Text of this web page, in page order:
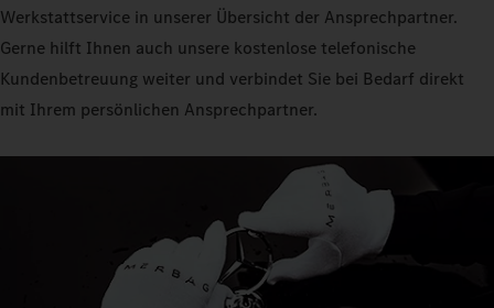
Werkstattservice in unserer Übersicht der Ansprechpartner.
Gerne hilft Ihnen auch unsere kostenlose telefonische
Kundenbetreuung weiter und verbindet Sie bei Bedarf direkt
mit Ihrem persönlichen Ansprechpartner.